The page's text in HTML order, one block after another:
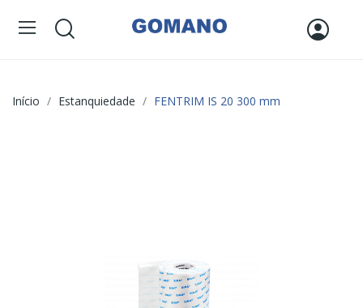
Início Estanquiedade FENTRIM IS 20 300 mm